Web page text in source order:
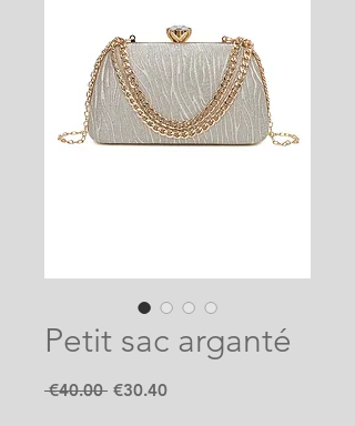
Petit sac arganté
€40.00 Regular
€30.40Sale